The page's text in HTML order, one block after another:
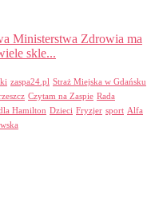
Ministerstwa Zdrowia ma
skle...
zaspa24.pl Straż Miejska w Gdańsku
Czytam na Zaspie Rada
Hamilton Dzieci Fryzjer sport Alfa